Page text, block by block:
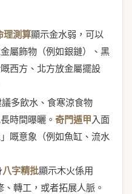
理測算顯示金水弱，可以
屬飾物（例如銀鏈）、黑
西方、北方放金屬擺設
議多飲水、食寒涼食物
時間曝曬。 奇門遁甲入面
嘅意象（例如魚缸、流水
八字精批顯示木火係用
轉工，或者拓展人脈。